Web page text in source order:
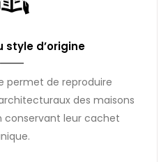
style d’origine
permet de reproduire
des maisons
conservant leur cachet